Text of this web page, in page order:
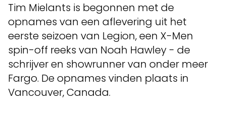
Tim Mielants is begonnen met de
opnames van een aflevering uit het
eerste seizoen van Legion, een X-Men
spin-off reeks van Noah Hawley - de
schrijver en showrunner van onder meer
Fargo. De opnames vinden plaats in
Vancouver, Canada.